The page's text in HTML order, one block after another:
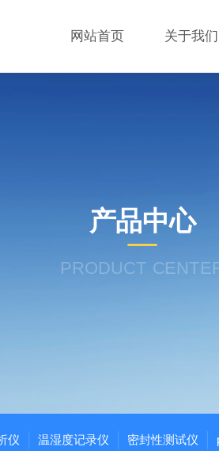
网站首页 关于我们
产品中心
PRODUCT
仪 温湿度记录仪 密封性测试仪